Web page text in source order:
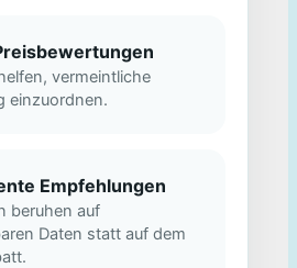
vermeintliche
einzuordnen.
Empfehlungen
beruhen auf
Daten statt auf dem